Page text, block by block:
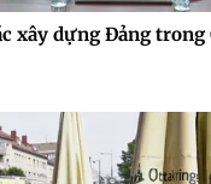
xây dựng Đảng trong